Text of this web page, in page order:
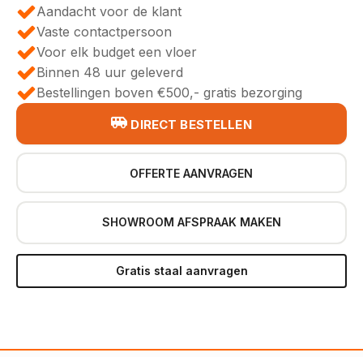
Aandacht voor de klant
Vaste contactpersoon
Voor elk budget een vloer
Binnen 48 uur geleverd
Bestellingen boven €500,- gratis bezorging
DIRECT BESTELLEN
OFFERTE AANVRAGEN
SHOWROOM AFSPRAAK MAKEN
Gratis staal aanvragen